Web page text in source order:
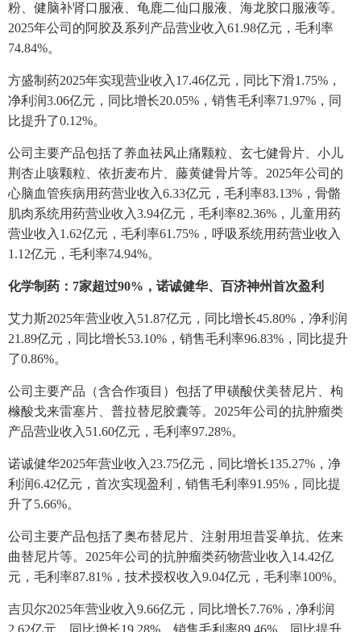
粉、健脑补肾口服液、龟鹿二仙口服液、海龙胶口服液等。
2025年公司的阿胶及系列产品营业收入61.98亿元，毛利率
74.84%。
方盛制药2025年实现营业收入17.46亿元，同比下滑1.75%，
净利润3.06亿元，同比增长20.05%，销售毛利率71.97%，同
比提升了0.12%。
公司主要产品包括了养血祛风止痛颗粒、玄七健骨片、小儿
荆杏止咳颗粒、依折麦布片、藤黄健骨片等。2025年公司的
心脑血管疾病用药营业收入6.33亿元，毛利率83.13%，骨骼
肌肉系统用药营业收入3.94亿元，毛利率82.36%，儿童用药
营业收入1.62亿元，毛利率61.75%，呼吸系统用药营业收入
1.12亿元，毛利率74.94%。
化学制药：7家超过90%，诺诚健华、百济神州首次盈利
艾力斯2025年营业收入51.87亿元，同比增长45.80%，净利润
21.89亿元，同比增长53.10%，销售毛利率96.83%，同比提升
了0.86%。
公司主要产品（含合作项目）包括了甲磺酸伏美替尼片、枸
橼酸戈来雷塞片、普拉替尼胶囊等。2025年公司的抗肿瘤类
产品营业收入51.60亿元，毛利率97.28%。
诺诚健华2025年营业收入23.75亿元，同比增长135.27%，净
利润6.42亿元，首次实现盈利，销售毛利率91.95%，同比提
升了5.66%。
公司主要产品包括了奥布替尼片、注射用坦昔妥单抗、佐来
曲替尼片等。2025年公司的抗肿瘤类药物营业收入14.42亿
元，毛利率87.81%，技术授权收入9.04亿元，毛利率100%。
吉贝尔2025年营业收入9.66亿元，同比增长7.76%，净利润